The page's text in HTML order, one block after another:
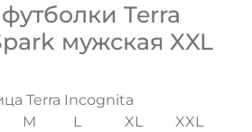
Terra
мужская XXL
Terra Incognita
M L XL
XXL